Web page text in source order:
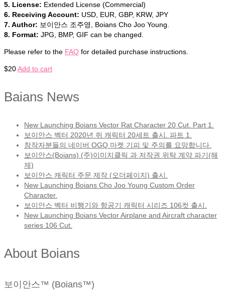
5. License: Extended License (Commercial)
6. Receiving Account: USD, EUR, GBP, KRW, JPY
7. Author: 보이안스 조주영, Boians Cho Joo Young.
8. Format: JPG, BMP, GIF can be changed.
Please refer to the FAQ for detailed purchase instructions.
$20Add to cart
Baians News
New Launching Boians Vector Rat Character 20 Cut. Part 1.
보이안스 벡터 2020년 쥐 캐릭터 20세트 출시. 파트 1.
창작자분들의 네이버 OGQ 마켓 기피 및 주의를 요망합니다.
보이안스(Boians) (주)이미지클릭 과 저작권 위탁 계약 파기(해
제)
보이안스 캐릭터 주문 제작 (오더페이지) 출시.
New Launching Boians Cho Joo Young Custom Order
Character.
보이안스 벡터 비행기와 항공기 캐릭터 시리즈 106컷 출시.
New Launching Boians Vector Airplane and Aircraft character
series 106 Cut.
About Boians
보이안스™ (Boians™)